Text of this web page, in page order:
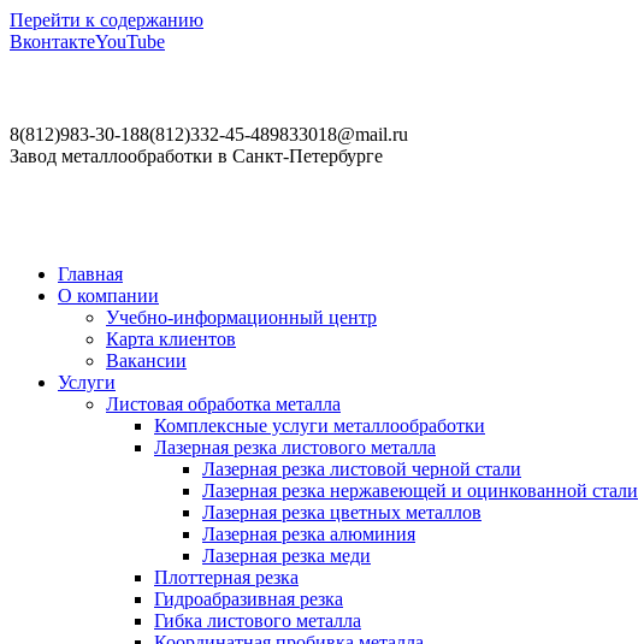
Перейти к содержанию
ВконтактеYouTube
8(812)983-30-188(812)332-45-489833018@mail.ru
Завод металлообработки в Санкт-Петербурге
Главная
О компании
Учебно-информационный центр
Карта клиентов
Вакансии
Услуги
Листовая обработка металла
Комплексные услуги металлообработки
Лазерная резка листового металла
Лазерная резка листовой черной стали
Лазерная резка нержавеющей и оцинкованной стали
Лазерная резка цветных металлов
Лазерная резка алюминия
Лазерная резка меди
Плоттерная резка
Гидроабразивная резка
Гибка листового металла